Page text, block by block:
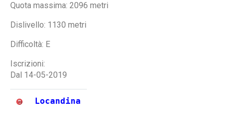
Quota massima: 2096 metri
Dislivello: 1130 metri
Difficoltà: E
Iscrizioni:
Dal 14-05-2019
Locandina